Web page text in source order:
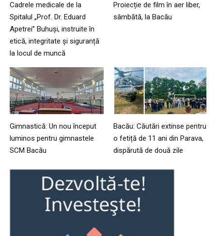
Cadrele medicale de la
Spitalul „Prof. Dr. Eduard
Apetrei” Buhuși, instruite în
etică, integritate și siguranță
la locul de muncă
Proiecție de film în aer liber,
sâmbătă, la Bacău
Gimnastică: Un nou început
luminos pentru gimnastele
SCM Bacău
Bacău: Căutări extinse pentru
o fetiță de 11 ani din Parava,
dispărută de două zile